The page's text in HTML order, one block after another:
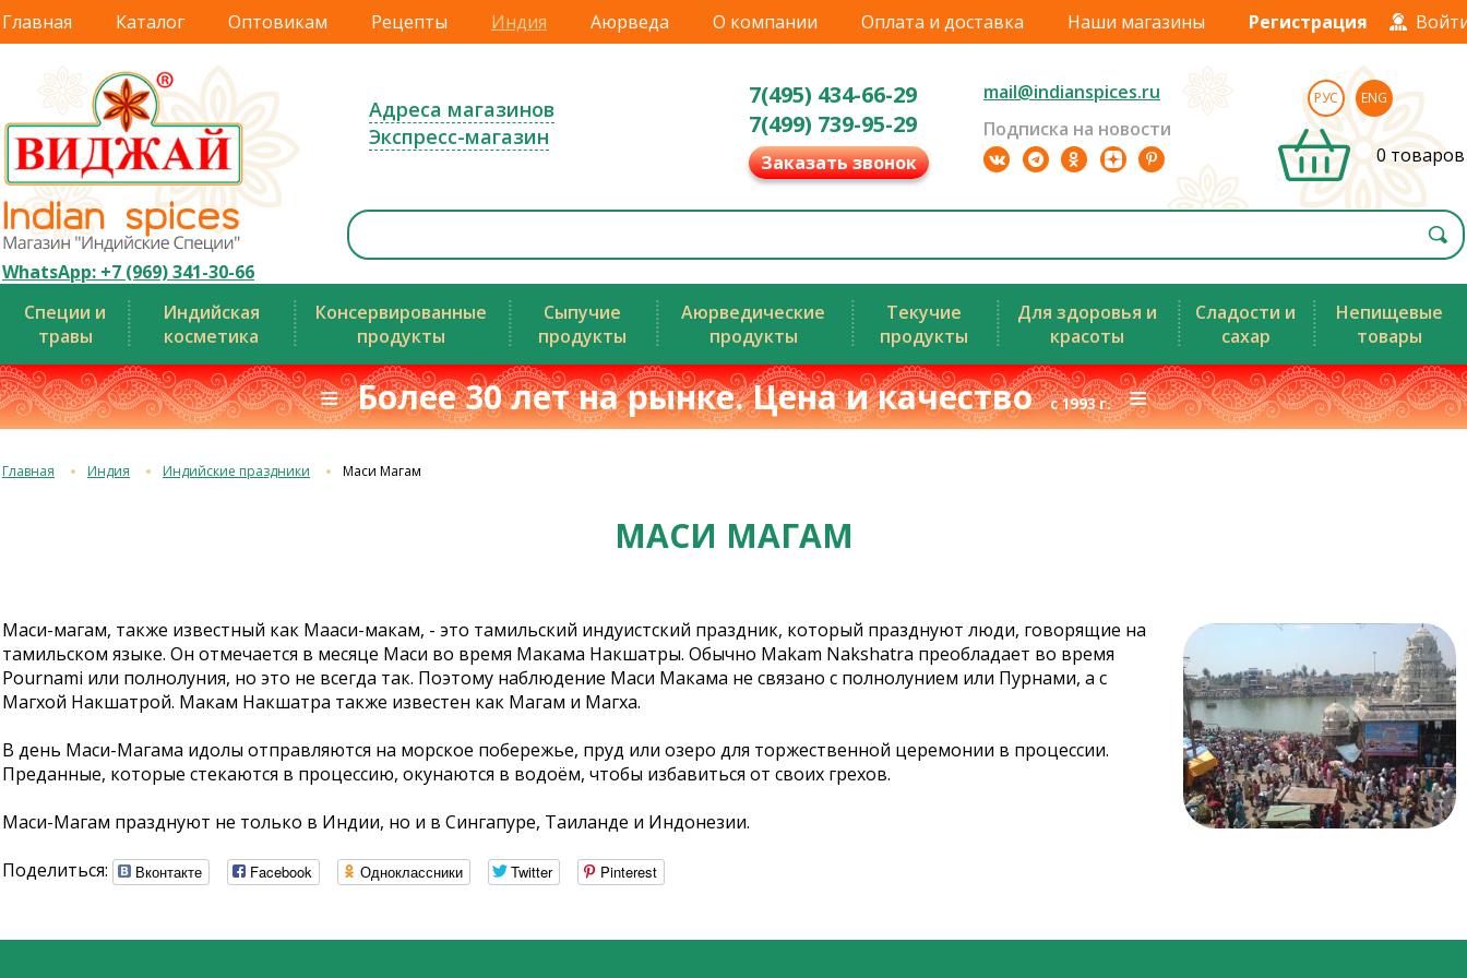
Главная Каталог Оптовикам Рецепты Индия Аюрведа О компании Оплата и доставка Наши магазины Регистрация
WhatsApp: +7 (969) 341-30-66
Адреса магазинов
Экспресс-магазин
7(495) 434-66-29
7(499) 739-95-29
Заказать звонок
mail@indianspices.ru
Подписка на новости
РУС ENG
0 товаров
Специи и
травы
Индийская
косметика
Консервированные
продукты
Сыпучие
продукты
Аюрведические
продукты
Текучие
продукты
Для здоровья и
красоты
Сладости и
сахар
Непищевые
товары
≡ Более 30 лет на рынке. Цена и качествос 1993 г.≡
Главная Индия Индийские праздники Маси Магам
МАСИ МАГАМ
Маси-магам, также известный как Мааси-макам, - это тамильский индуистский праздник, который празднуют люди, говорящие на
тамильском языке. Он отмечается в месяце Маси во время Макама Накшатры. Обычно Makam Nakshatra преобладает во время
Pournami или полнолуния, но это не всегда так. Поэтому наблюдение Маси Макама не связано с полнолунием или Пурнами, а с
Магхой Накшатрой. Макам Накшатра также известен как Магам и Магха.
В день Маси-Магама идолы отправляются на морское побережье, пруд или озеро для торжественной церемонии в процессии.
Преданные, которые стекаются в процессию, окунаются в водоём, чтобы избавиться от своих грехов.
Маси-Магам празднуют не только в Индии, но и в Сингапуре, Таиланде и Индонезии.
Поделиться:
Вконтакте Facebook Одноклассники Twitter Pinterest